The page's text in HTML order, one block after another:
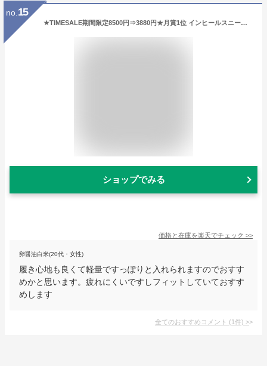
no. 15
★TIMESALE期間限定8500円⇒3880円★月賞1位 インヒールスニーカー スニーカー レディース ランニング ウォーキング 軽量 メッシュ 通気性 靴 シューズ スポーツ カジュアル 散歩 通勤 通学 女性 人気 幅広 疲れにくい かわいい 厚底 靴紐 女性 30代 仕事 履きやすい 定番
ショップでみる
価格と在庫を楽天でチェック >>
卵醤油白米(20代・女性)
履き心地も良くて軽量ですっぽりと入れられますのでおすす
めかと思います。疲れにくいですしフィットしていておすす
めします
全てのおすすめコメント (1件) >